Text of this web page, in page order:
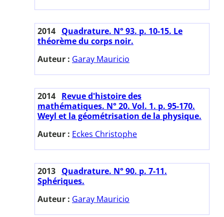
2014 Quadrature. N° 93. p. 10-15. Le
théorème du corps noir.
Auteur : Garay Mauricio
2014 Revue d'histoire des
mathématiques. N° 20. Vol. 1. p. 95-170.
Weyl et la géométrisation de la physique.
Auteur : Eckes Christophe
2013 Quadrature. N° 90. p. 7-11.
Sphériques.
Auteur : Garay Mauricio